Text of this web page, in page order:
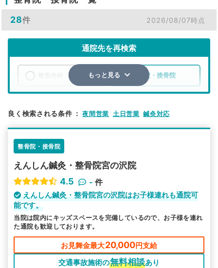
28件 2026/08/07時点
通院先を再検索
整骨院・接骨院
検索する
駅から探す 院名から探す
もっと見る
良く検索される条件 ： 夜間営業 土日営業 鍼灸対応
整骨院・接骨院
えんしん鍼灸・整骨院宮の沢院
4.5
- 件
えんしん鍼灸・整骨院宮の沢院はお子様連れも通院可
能です。
当院は院内にキッズスペースを完備しているので、お子様を連れ
た通院も歓迎しております。
お見舞金最大20,000円支給
交通事故施術の無料相談あり